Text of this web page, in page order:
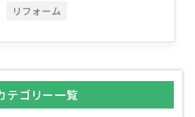
リフォーム
テゴリー一覧